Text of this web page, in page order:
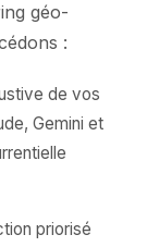
géo-
:
de vos
Gemini et
priorisé